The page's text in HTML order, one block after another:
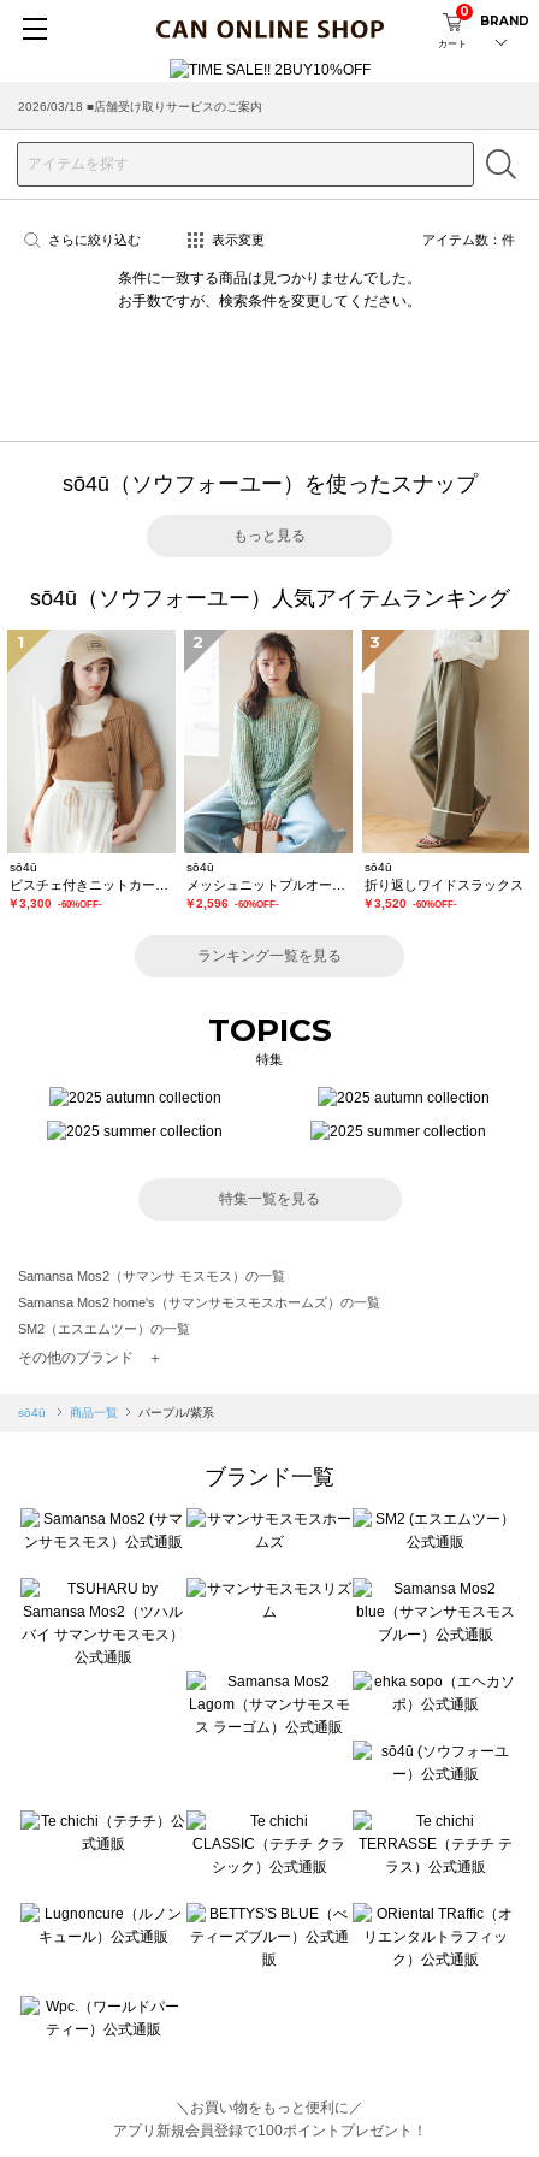
カート
0
BRAND
2026/03/18 ■店舗受け取りサービスのご案内
さらに絞り込む 表示変更 アイテム数： 件
条件に一致する商品は見つかりませんでした。
お手数ですが、検索条件を変更してください。
sō4ū（ソウフォーユー）を使ったスナップ
もっと見る
sō4ū（ソウフォーユー）人気アイテムランキング
1
sō4ū
￥3,300 -60%OFF-
2
sō4ū
￥2,596 -60%OFF-
3
sō4ū
折り返しワイドスラックス
￥3,520 -60%OFF-
ランキング一覧を見る
TOPICS
特集
特集一覧を見る
Samansa Mos2（サマンサ モスモス）の一覧
Samansa Mos2 home's（サマンサモスモスホームズ）の一覧
SM2（エスエムツー）の一覧
TSUHARU by Samansa Mos2（ツハルバイサマンサモスモス）の一覧
Samansa Mos2 blue（サマンサモスモス ブルー）の一覧
Te chichi（テチチ）の一覧
Te chichi CLASSIC（テチチ クラシック）の一覧
Lugnoncure（ルノンキュール）の一覧
BETTY'S BLUE（べティーズブルー）の一覧
Wpc.（ワールドパーティー）の一覧
その他のブランド ＋
sō4ū 商品一覧 パープル/紫系
ブランド一覧
＼お買い物をもっと便利に／
アプリ新規会員登録で100ポイントプレゼント！